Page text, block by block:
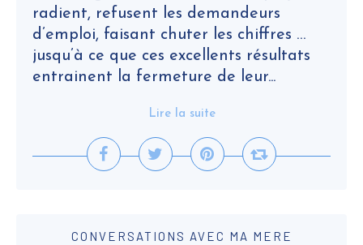
radient, refusent les demandeurs
d’emploi, faisant chuter les chiffres …
jusqu’à ce que ces excellents résultats
entrainent la fermeture de leur...
Lire la suite
CONVERSATIONS AVEC MA MERE